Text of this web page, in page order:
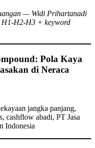
— Widi Prihartanadi
H2-H3 + keyword
Pola Kaya
di Neraca
jangka panjang,
cashflow abadi, PT Jasa
Indonesia